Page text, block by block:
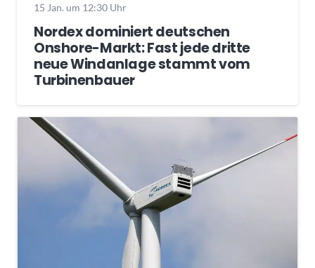
15 Jan. um 12:30 Uhr
Nordex dominiert deutschen
Onshore-Markt: Fast jede dritte
neue Windanlage stammt vom
Turbinenbauer